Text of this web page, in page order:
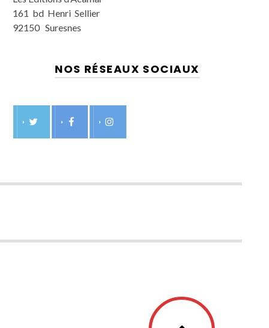
161 bd Henri Sellier
92150 Suresnes
NOS RÉSEAUX SOCIAUX
› › ›